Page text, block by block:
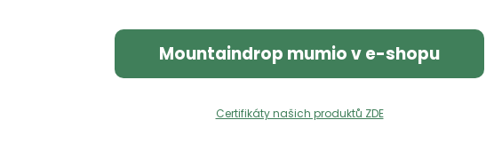
Mountaindrop mumio v e-shopu
Certifikáty našich produktů ZDE